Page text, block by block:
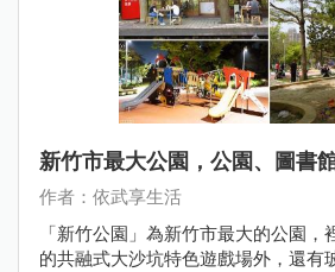
新竹市最大公園，公園、圖書
作者：依武享生活
「新竹公園」為新竹市最大的公園
的共融式大沙坑特色遊戲場外，還有